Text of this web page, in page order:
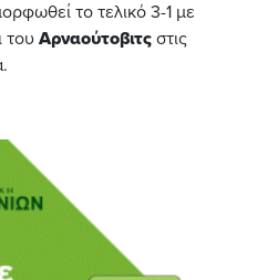
το τελικό 3-1 με
του Αρναούτοβιτς στις